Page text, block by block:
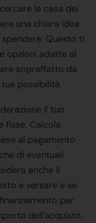
la casa dei
una chiara idea
Questo ti
opzioni adatte al
sopraffatto da
possibilità.
il tuo
fisse. Calcola
al pagamento
di eventuali
anche il
a versare e se
per
dell'acquisto.